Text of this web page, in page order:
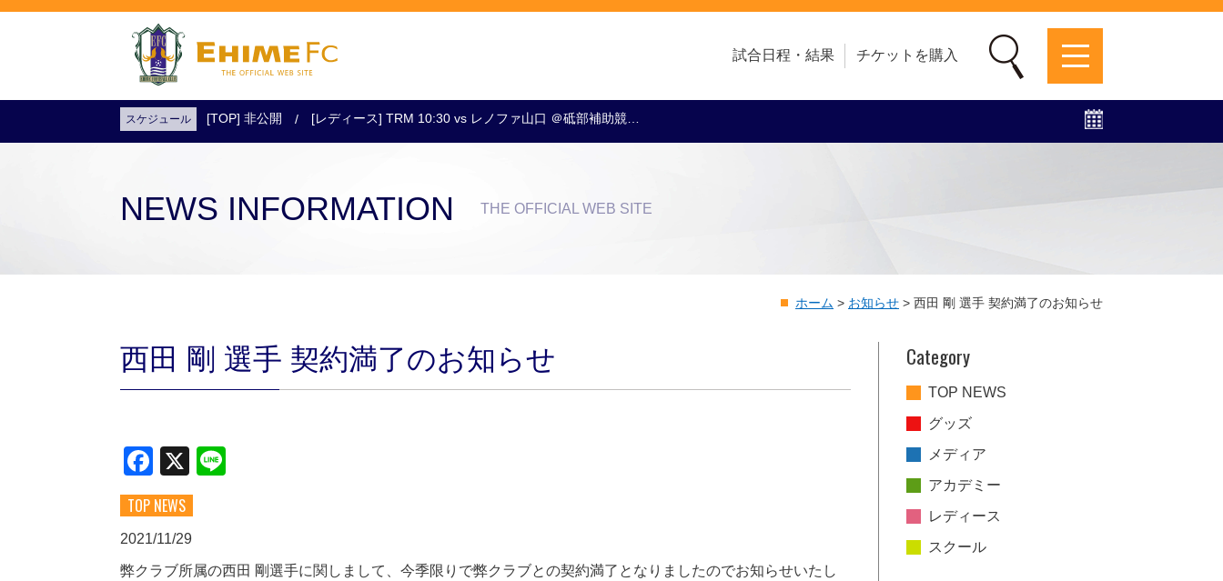
試合日程・結果 チケットを購入
試合日程・結果 アクセス クラブ・会社情報 レディース
スケジュール [TOP] 非公開 [レディース] TRM 10:30 vs レノファ山口 ＠砥部補助競…
NEWS INFORMATION THE OFFICIAL WEB SITE
ホーム > お知らせ > 西田 剛 選手 契約満了のお知らせ
西田 剛 選手 契約満了のお知らせ
Facebook
X
TOP NEWS
2021/11/29
弊クラブ所属の西田 剛選手に関しまして、今季限りで弊クラブとの契約満了となりましたのでお知らせいたし
Category
TOP NEWS
グッズ
メディア
アカデミー
レディース
スクール